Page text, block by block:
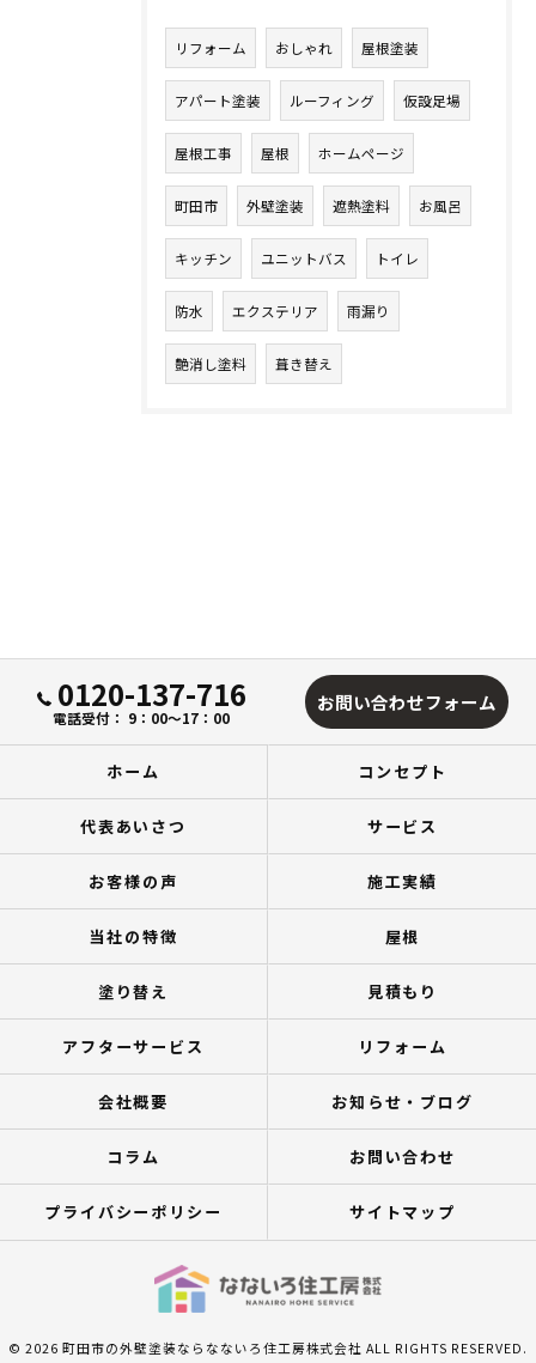
リフォーム おしゃれ 屋根塗装
アパート塗装 ルーフィング 仮設足場
屋根工事 屋根 ホームページ
町田市 外壁塗装 遮熱塗料 お風呂
キッチン ユニットバス トイレ
防水 エクステリア 雨漏り
艶消し塗料 葺き替え
0120-137-716
電話受付： 9：00～17：00
お問い合わせフォーム
ホーム コンセプト
代表あいさつ サービス
お客様の声 施工実績
当社の特徴 屋根
塗り替え 見積もり
アフターサービス リフォーム
会社概要 お知らせ・ブログ
コラム お問い合わせ
プライバシーポリシー サイトマップ
© 2026 町田市の外壁塗装ならなないろ住工房株式会社 ALL RIGHTS RESERVED.